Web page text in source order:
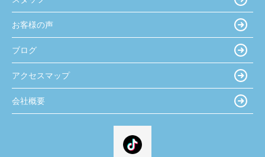
お客様の声
ブログ
アクセスマップ
会社概要